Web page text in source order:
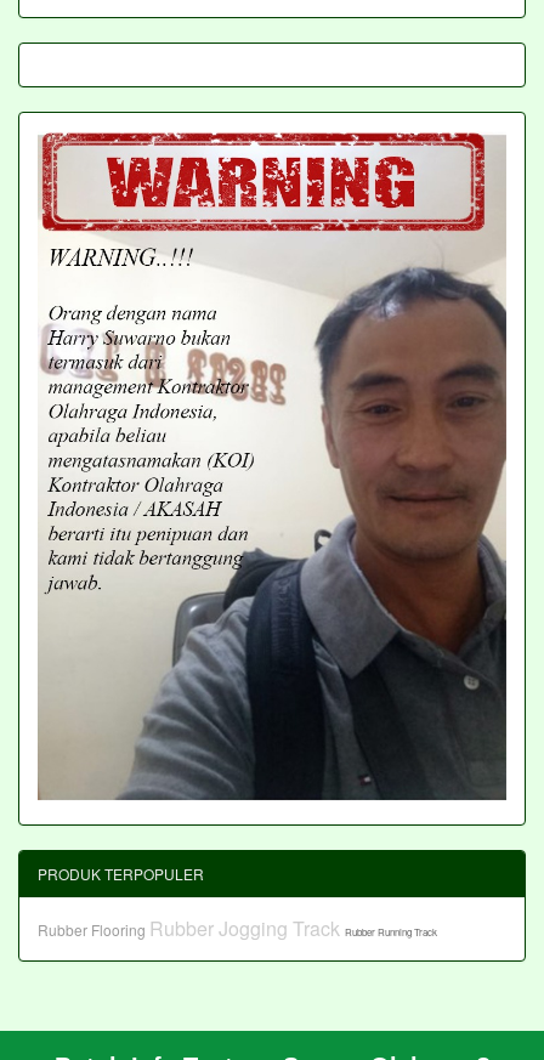
PRODUK TERPOPULER
Rubber Flooring Rubber Jogging Track Rubber Running Track